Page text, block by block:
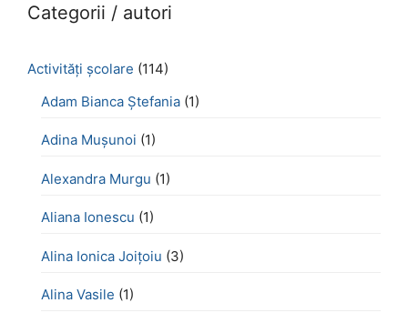
Categorii / autori
Activităţi şcolare (114)
Adam Bianca Ștefania (1)
Adina Mușunoi (1)
Alexandra Murgu (1)
Aliana Ionescu (1)
Alina Ionica Joițoiu (3)
Alina Vasile (1)